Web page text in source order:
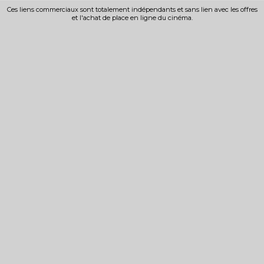
Ces liens commerciaux sont totalement indépendants et sans lien avec les offres
et l'achat de place en ligne du cinéma.